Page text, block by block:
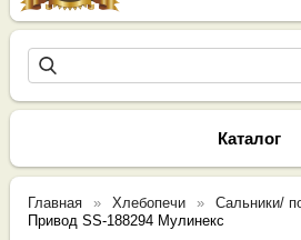
Каталог
Главная Хлебопечи
Сальники/
Привод SS-188294 Мулинекс